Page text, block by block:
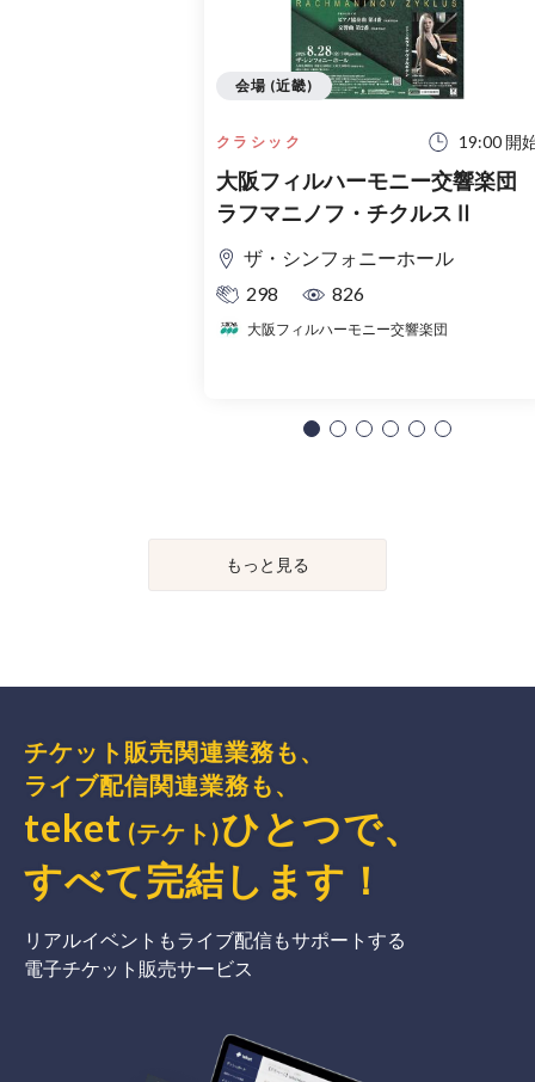
クラシック 19:00 開
大阪フィルハーモニー交響楽
ラフマニノフ・チクルスⅡ
ザ・シンフォニーホール
298
826
大阪フィルハーモニー交響楽団
会場 (近畿)
もっと見る
チケット販売関連業務も、
ライブ配信関連業務も、
teket (テケト)ひとつで、
すべて完結 します ！
リアルイベントもライブ配信もサポートする
電子チケット販売サービス